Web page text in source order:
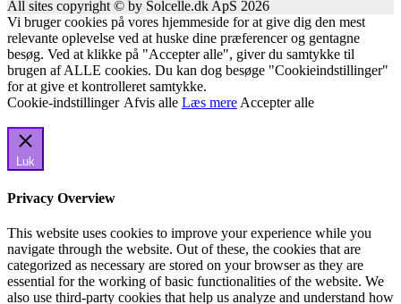
All sites copyright © by Solcelle.dk ApS 2026
Vi bruger cookies på vores hjemmeside for at give dig den mest
relevante oplevelse ved at huske dine præferencer og gentagne
besøg. Ved at klikke på "Accepter alle", giver du samtykke til
brugen af ALLE cookies. Du kan dog besøge "Cookieindstillinger"
for at give et kontrolleret samtykke.
Cookie-indstillinger Afvis alle Læs mere Accepter alle
Luk
Privacy Overview
This website uses cookies to improve your experience while you
navigate through the website. Out of these, the cookies that are
categorized as necessary are stored on your browser as they are
essential for the working of basic functionalities of the website. We
also use third-party cookies that help us analyze and understand how